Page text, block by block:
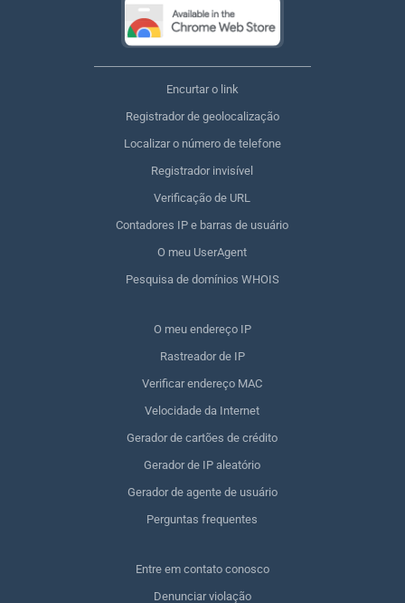
Encurtar o link
Registrador de geolocalização
Localizar o número de telefone
Registrador invisível
Verificação de URL
Contadores IP e barras de usuário
O meu UserAgent
Pesquisa de domínios WHOIS
O meu endereço IP
Rastreador de IP
Verificar endereço MAC
Velocidade da Internet
Gerador de cartões de crédito
Gerador de IP aleatório
Gerador de agente de usuário
Perguntas frequentes
Entre em contato conosco
Denunciar violação